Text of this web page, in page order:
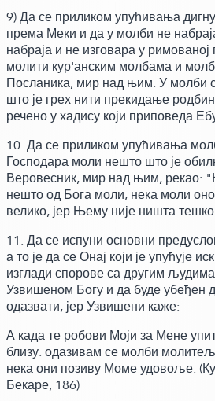
9) Да се приликом упућивања
према Меки и да у молби не
набраја и не изговара у римованој
молити кур'анским молбама и
Посланика, мир над њим. У молби
што је грех нити прекидање
речено у хадису који приповеда
10. Да се приликом упућивања
Господара моли нешто што је
Веровесник, мир над њим,рекао:
нешто од Бога моли, нека моли
велико, јер Њему није ништа
11. Да се испуни основни
а то је да се Онај који је упућује
изглади спорове са другим
Узвишеном Богу и да буде убеђен
одазвати,јер Узвишени каже:
А када те робови Моји за Мене
близу:одазивам се молби
нека они позиву Моме удовоље.
Бекаре, 186)